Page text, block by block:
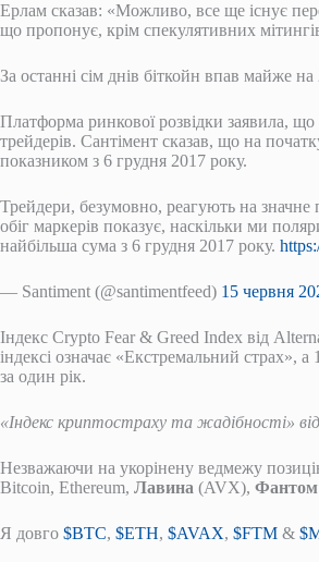
Ерлам сказав: «Можливо, все ще існує
що пропонує, крім спекулятивних
За останні сім днів біткойн впав майже
Платформа ринкової розвідки заявила,
трейдерів. Сантімент сказав, що на
показником з 6 грудня 2017 року.
Трейдери, безумовно, реагують на
обіг маркерів показує, наскільки ми
найбільша сума з 6 грудня 2017 року.
— Santiment (@santimentfeed) 15 червня
Індекс Crypto Fear & Greed Index від
індексі означає «Екстремальний страх»,
за один рік.
«Індекс криптостраху та жадібності»
Незважаючи на укорінену ведмежу
Bitcoin, Ethereum, Лавина (AVX), Фантом
Я довго $BTC, $ETH, $AVAX, $FTM &